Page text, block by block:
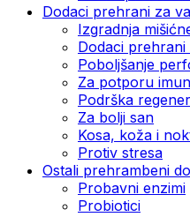
Dodaci prehrani za
Izgradnja
Dodaci
Poboljšanje
Za potporu
Podrška
Za bolji san
Kosa, koža i
Protiv stresa
Ostali prehrambeni
Probavni enzimi
Probiotici